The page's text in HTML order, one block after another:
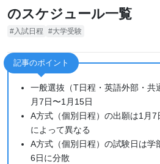
のスケジュール一覧
入試日程 大学受験
記事のポイント
一般選抜（T日程・英語外部・共
月7日〜1月15日
A方式（個別日程）の出願は1月
によって異なる
A方式（個別日程）の試験日は学
6日に分散